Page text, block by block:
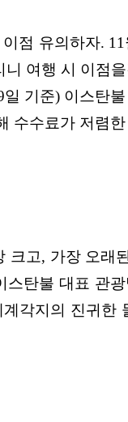
점 유의하자. 11
니 여행 시 이점을
기준) 이스탄불
수수료가 저렴
크고, 가장 오래
스탄불 대표 관
계각지의 진귀한